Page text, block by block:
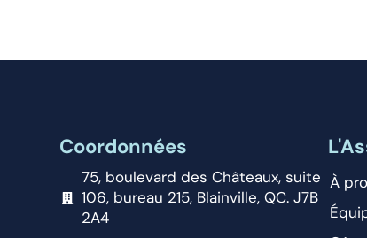
Coordonnées
75, boulevard des Châteaux, suite
106, bureau 215, Blainville, QC. J7B
2A4
À